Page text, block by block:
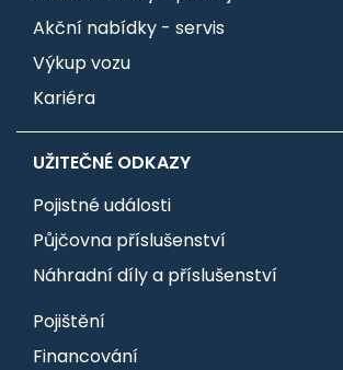
Akční nabídky - servis
Výkup vozu
Kariéra
UŽITEČNÉ ODKAZY
Pojistné události
Půjčovna příslušenství
Náhradní díly a příslušenství
Pojištění
Financování